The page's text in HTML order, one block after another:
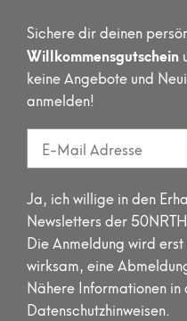
Sichere dir deinen
Willkommensgutschein
keine Angebote und
anmelden!
Ja, ich willige in den
Newsletters der
Die Anmeldung wird
wirksam, eine
Nähere Informationen in
Datenschutzhinweisen.